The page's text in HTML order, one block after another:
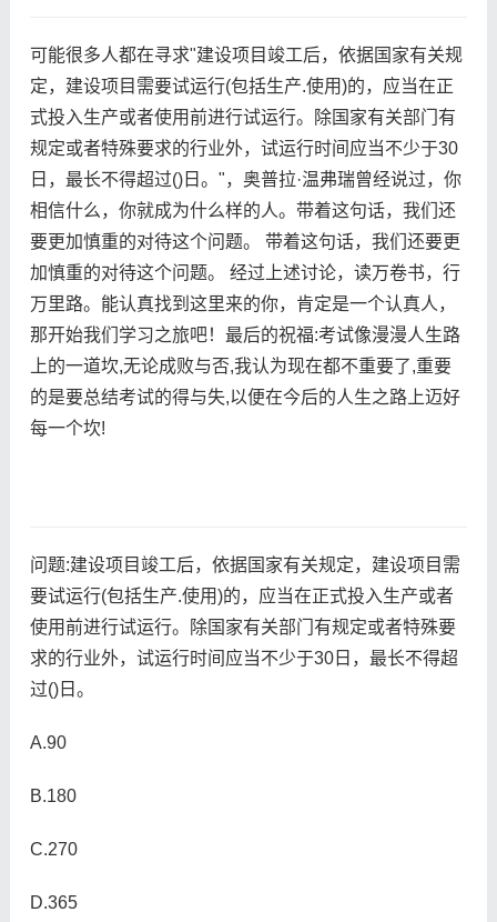
可能很多人都在寻求"建设项目竣工后，依据国家有关规
定，建设项目需要试运行(包括生产.使用)的，应当在正
式投入生产或者使用前进行试运行。除国家有关部门有
规定或者特殊要求的行业外，试运行时间应当不少于30
日，最长不得超过()日。"，奥普拉·温弗瑞曾经说过，你
相信什么，你就成为什么样的人。带着这句话，我们还
要更加慎重的对待这个问题。 带着这句话，我们还要更
加慎重的对待这个问题。 经过上述讨论，读万卷书，行
万里路。能认真找到这里来的你，肯定是一个认真人，
那开始我们学习之旅吧！最后的祝福:考试像漫漫人生路
上的一道坎,无论成败与否,我认为现在都不重要了,重要
的是要总结考试的得与失,以便在今后的人生之路上迈好
每一个坎!
问题:建设项目竣工后，依据国家有关规定，建设项目需
要试运行(包括生产.使用)的，应当在正式投入生产或者
使用前进行试运行。除国家有关部门有规定或者特殊要
求的行业外，试运行时间应当不少于30日，最长不得超
过()日。
A.90
B.180
C.270
D.365